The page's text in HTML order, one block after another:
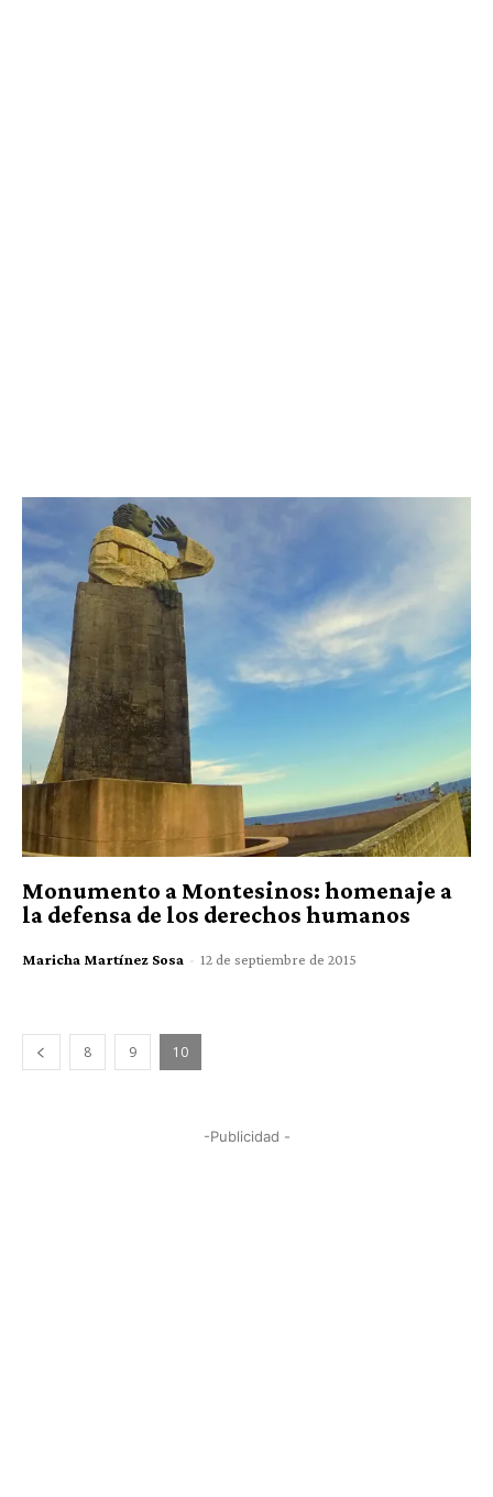
Monumento a Montesinos: homenaje a
la defensa de los derechos humanos
Maricha Martínez Sosa - 12 de septiembre de 2015
8 9 10
-Publicidad -